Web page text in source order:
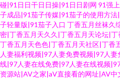
碰|91日日干日日操|91日日剧网 91强
子成品|91茄子传媒|91茄子的使用方
子轻量版|91茄子入口 丁香五月丝袜久
密|丁香五月天久久|丁香五月天论坛|
丁香五月天色色|丁香五月天社区|丁香
人妻福利视频|97人妻免费视频|97人
线|97人妻在线免费|97人妻在线视频
资源站|AV之家|aV直接看的网址|AV